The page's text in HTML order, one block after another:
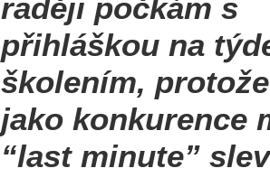
raději počkám s
přihláškou na
školením,
jako konkurence
“last minute”